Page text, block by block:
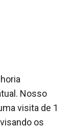
Nosso
visita de 1
os